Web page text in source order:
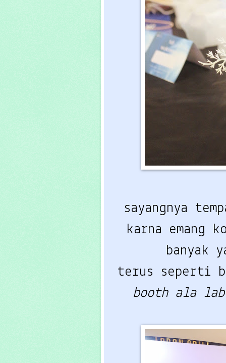
sayangnya
karna emang
banyak
terus seperti
booth ala